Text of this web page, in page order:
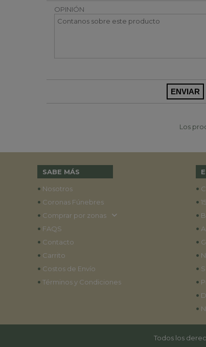
OPINIÓN
Los
SABE MÁS
• Nosotros
• Coronas Fúnebres
• Comprar por zonas
• FAQS
• Contacto
• Carrito
• Costos de Envío
• Términos y Condiciones
•
•
•
•
•
•
•
•
•
•
Todos los